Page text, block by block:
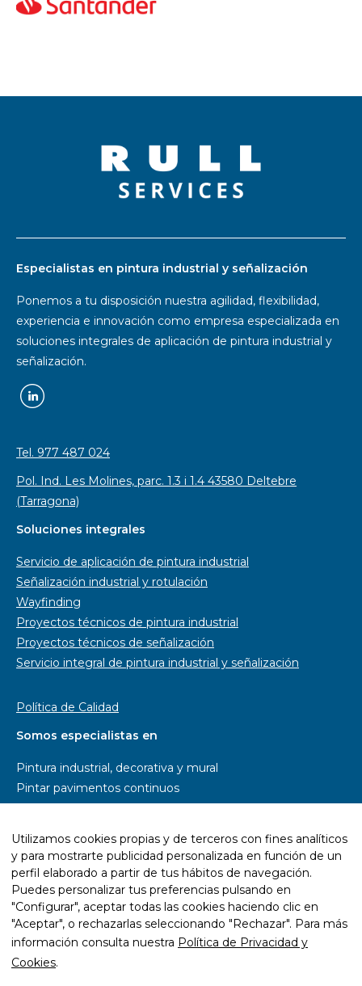
Especialistas en pintura industrial y señalización
Ponemos a tu disposición nuestra agilidad, flexibilidad,
experiencia e innovación como empresa especializada en
soluciones integrales de aplicación de pintura industrial y
señalización.
Tel. 977 487 024
Pol. Ind. Les Molines, parc. 1.3 i 1.4 43580 Deltebre
(Tarragona)
Soluciones integrales
Servicio de aplicación de pintura industrial
Señalización industrial y rotulación
Wayfinding
Proyectos técnicos de pintura industrial
Proyectos técnicos de señalización
Servicio integral de pintura industrial y señalización
Política de Calidad
Somos especialistas en
Pintura industrial, decorativa y mural
Pintar pavimentos continuos
Pintar parkings
Pintar pistas deportivas
Señalética y rotulación
Diseño wayfinding
Trabajos con resina epoxi
Trabajos con pintura ecológica
Mantenimiento y rehabilitación de infraestructuras
Utilizamos cookies propias y de terceros con fines analíticos
y para mostrarte publicidad personalizada en función de un
perfil elaborado a partir de tus hábitos de navegación.
Puedes personalizar tus preferencias pulsando en
"Configurar", aceptar todas las cookies haciendo clic en
"Aceptar", o rechazarlas seleccionando "Rechazar". Para más
información consulta nuestra Política de Privacidad y
Cookies.